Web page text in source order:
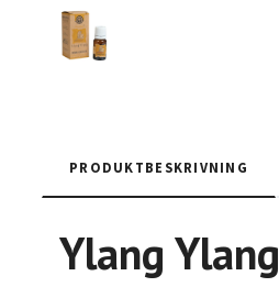
PRODUKTBESKRIVNING
Ylang Ylang